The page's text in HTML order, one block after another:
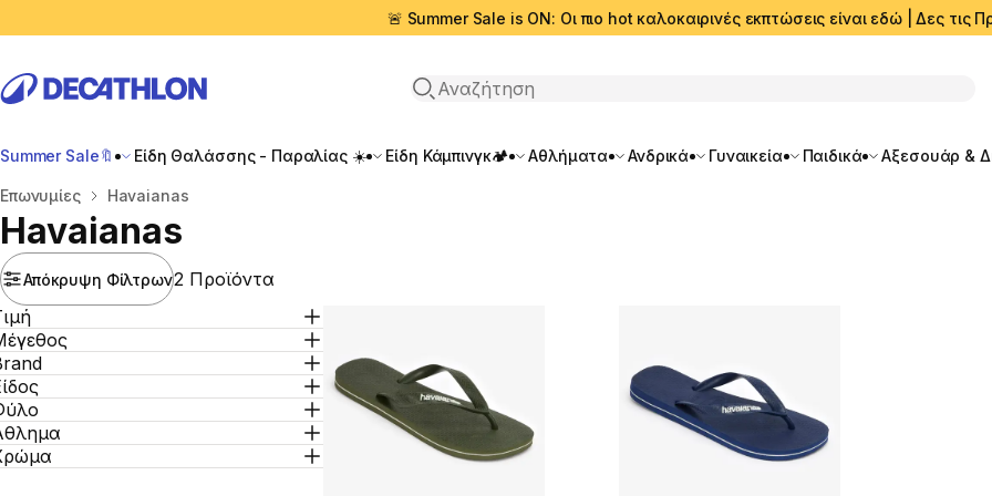
🚨 Summer Sale is ON: Οι πιο hot καλοκαιρινές εκπτώσεις είναι εδώ | Δες τις
Αναζήτηση
Summer Sale🔖 Είδη Θαλάσσης - Παραλίας ☀️ Είδη Κάμπινγκ🏕️ Αθλήματα Ανδρικά Γυναικεία Παιδικά Αξεσουάρ &
Αρχική σελίδα
Επωνυμίες Havaianas
Havaianas
Απόκρυψη Φίλτρων2 Προϊόντα